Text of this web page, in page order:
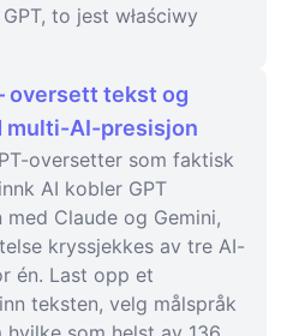
to jest właściwy
oversett tekst og
multi-AI-presisjon
oversetter som faktisk
AI kobler GPT
med Claude og Gemini,
kryssjekkes av tre AI-
én. Last opp et
teksten, velg målspråk